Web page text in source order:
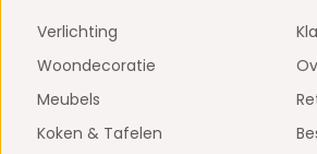
Verlichting
Woondecoratie
Meubels
Koken & Tafelen